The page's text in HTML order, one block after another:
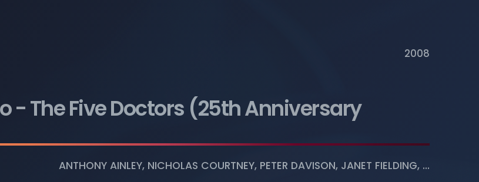
Durchstöbern
2008
- The Five Doctors (25th Anniversary
ANTHONY AINLEY, NICHOLAS COURTNEY, PETER DAVISON, JANET FIELDING, ...